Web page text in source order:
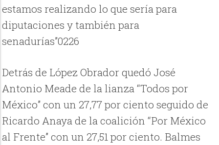
estamos realizando lo que sería para
diputaciones y también para
senadurías”0226
Detrás de López Obrador quedó José
Antonio Meade de la lianza “Todos por
México” con un 27,77 por ciento seguido de
Ricardo Anaya de la coalición “Por México
al Frente” con un 27,51 por ciento. Balmes